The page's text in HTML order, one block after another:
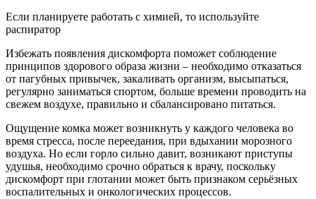
Если планируете работать с химией, то используйте
распиратор
Избежать появления дискомфорта поможет соблюдение
принципов здорового образа жизни – необходимо отказаться
от пагубных привычек, закаливать организм, высыпаться,
регулярно заниматься спортом, больше времени проводить на
свежем воздухе, правильно и сбалансировано питаться.
Ощущение комка может возникнуть у каждого человека во
время стресса, после переедания, при вдыхании морозного
воздуха. Но если горло сильно давит, возникают приступы
удушья, необходимо срочно обраться к врачу, поскольку
дискомфорт при глотании может быть признаком серьёзных
воспалительных и онкологических процессов.